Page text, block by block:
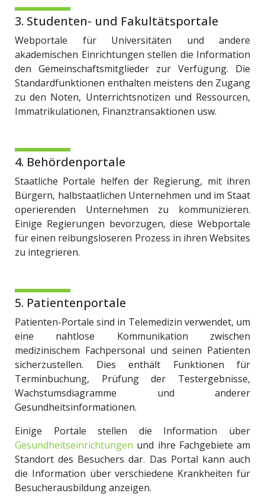
3. Studenten- und Fakultätsportale
Webportale für Universitäten und andere
akademischen Einrichtungen stellen die Information
den Gemeinschaftsmitglieder zur Verfügung. Die
Standardfunktionen enthalten meistens den Zugang
zu den Noten, Unterrichtsnotizen und Ressourcen,
Immatrikulationen, Finanztransaktionen usw.
4. Behördenportale
Staatliche Portale helfen der Regierung, mit ihren
Bürgern, halbstaatlichen Unternehmen und im Staat
operierenden Unternehmen zu kommunizieren.
Einige Regierungen bevorzugen, diese Webportale
für einen reibungsloseren Prozess in ihren Websites
zu integrieren.
5. Patientenportale
Patienten-Portale sind in Telemedizin verwendet, um
eine nahtlose Kommunikation zwischen
medizinischem Fachpersonal und seinen Patienten
sicherzustellen. Dies enthält Funktionen für
Terminbuchung, Prüfung der Testergebnisse,
Wachstumsdiagramme und anderer
Gesundheitsinformationen.
Einige Portale stellen die Information über
Gesundheitseinrichtungen und ihre Fachgebiete am
Standort des Besuchers dar. Das Portal kann auch
die Information über verschiedene Krankheiten für
Besucherausbildung anzeigen.